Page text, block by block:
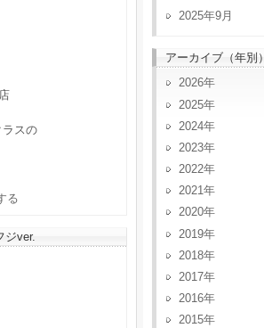
ラスの
ver.
2025年9月
アーカイブ（年別）
2026
2025
2024
2023
2022
2021
2020
2019
2018
2017
2016
2015